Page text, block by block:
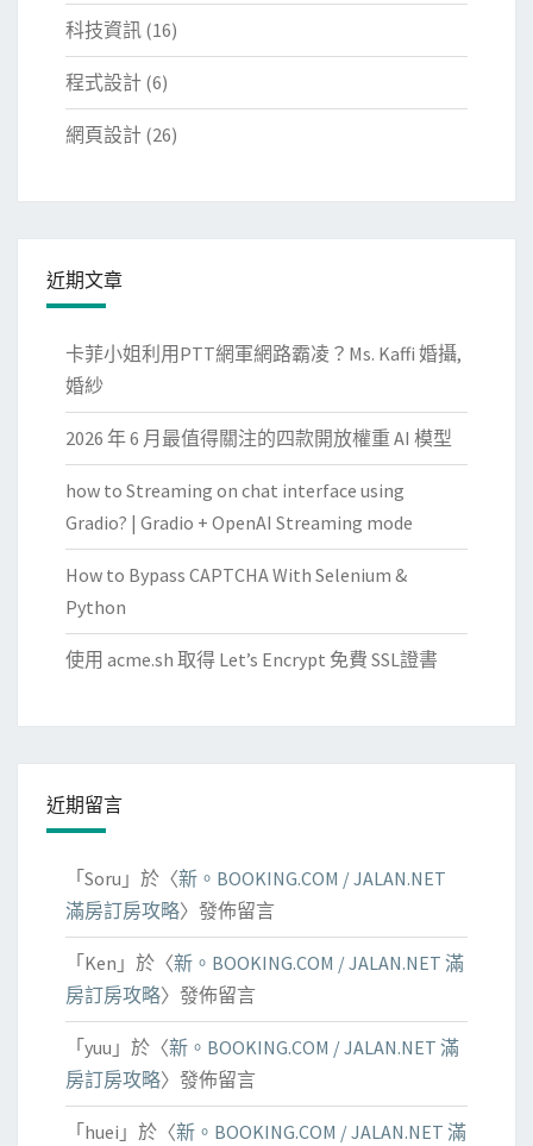
科技資訊 (16)
程式設計 (6)
網頁設計 (26)
近期文章
卡菲小姐利用PTT網軍網路霸凌？Ms. Kaffi 婚攝,
婚紗
2026 年 6 月最值得關注的四款開放權重 AI 模型
how to Streaming on chat interface using
Gradio? | Gradio + OpenAI Streaming mode
How to Bypass CAPTCHA With Selenium &
Python
使用 acme.sh 取得 Let’s Encrypt 免費 SSL證書
近期留言
「 Soru 」於〈新。BOOKING.COM / JALAN.NET
滿房訂房攻略〉發佈留言
「 Ken 」於〈新。BOOKING.COM / JALAN.NET 滿
房訂房攻略〉發佈留言
「 yuu 」於〈新。BOOKING.COM / JALAN.NET 滿
房訂房攻略〉發佈留言
「 huei 」於〈新。BOOKING.COM / JALAN.NET 滿